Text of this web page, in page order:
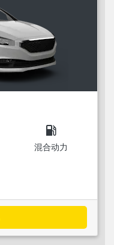
local_gas_station
混合动力